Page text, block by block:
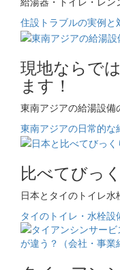
住設トラブルの実例と
現地ならで
ます！
東南アジアの給湯設備
東南アジアの日常的な
比べてびっ
日本とタイのトイレ
タイのトイレ・水栓設